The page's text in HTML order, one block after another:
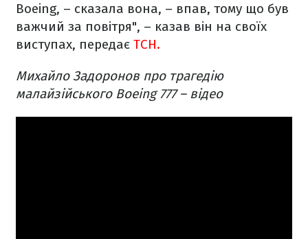
Boeing, – сказала вона, – впав, тому що був
важчий за повітря", – казав він на своїх
виступах, передає ТСН.
Михайло Задоронов про трагедію
малайзійського Boeing 777 – відео